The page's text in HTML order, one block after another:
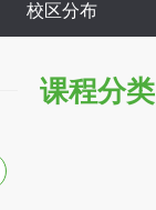
校区分布
课程分类